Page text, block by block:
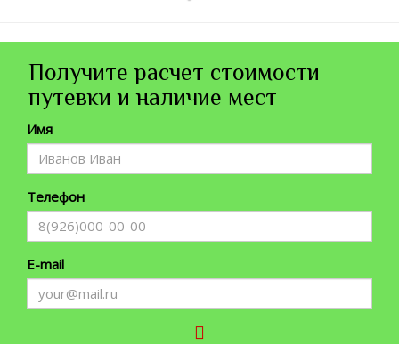
Получите расчет стоимости
путевки и наличие мест
Имя
Телефон
E-mail